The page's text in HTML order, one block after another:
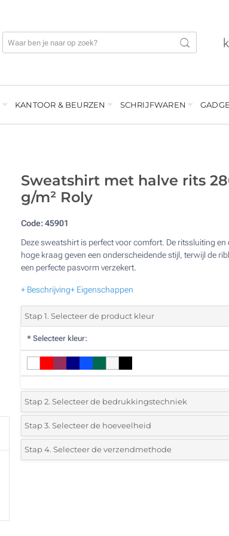
KANTOOR & BEURZEN SCHRIJFWAREN
Sweatshirt met halve rits
g/m² Roly
Code:45901
Deze sweatshirt is perfect voor comfort. De ritssluiting en
hoge kraag geven een onderscheidende stijl, terwijl de
een perfecte pasvorm verzekert.
+ Beschrijving+ Eigenschappen
Stap 1. Selecteer de product kleur
* Selecteer kleur:
Stap 2. Selecteer de bedrukkingstechniek
*Selecteer de bedrukking en kleuren van het logo:
1 Kleur (Aan een kant)
Stap 3. Selecteer de hoeveelheid
*Selecteer het aantal 5 (Totale bestelling)
Stap 4. Selecteer de verzendmethode